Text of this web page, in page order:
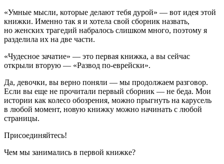
«Умные мысли, которые делают тебя дурой» — вот идея этой
книжки. Именно так я и хотела свой сборник назвать,
но женских трагедий набралось слишком много, поэтому я
разделила их на две части.
«Чудесное зачатие» — это первая книжка, а вы сейчас
открыли вторую — «Развод по-еврейски».
Да, девочки, вы верно поняли — мы продолжаем разговор.
Если вы еще не прочитали первый сборник — не беда. Мои
истории как колесо обозрения, можно прыгнуть на карусель
в любой момент, новую книжку можно начинать с любой
страницы.
Присоединяйтесь!
Чем мы занимались в первой книжке?